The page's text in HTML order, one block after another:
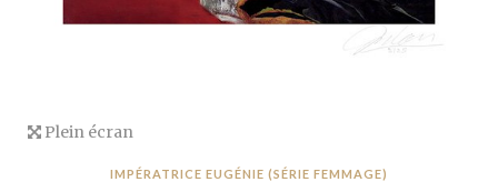
Plein écran
IMPÉRATRICE EUGÉNIE (SÉRIE FEMMAGE)